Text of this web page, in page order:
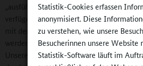
Statistik-Cookies erfassen
anonymisiert. Diese
zu verstehen, wie unsere
Besucherinnen unsere Website
Statistik-Software läuft im
„ausführendes Organ“. Was die
verfüge ich über einen sehr großen
mit dem Gedanken, „Pädagogisch
werden, was uns noch mehr Freiräume
Unsere „neue GAZ“ haben wir mehr oder